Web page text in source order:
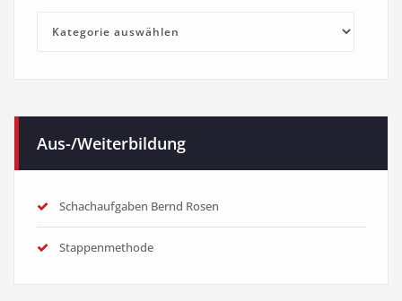
Kategorien
Aus-/Weiterbildung
Schachaufgaben Bernd Rosen
Stappenmethode